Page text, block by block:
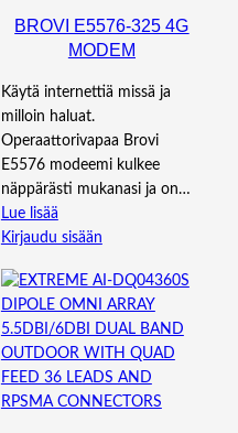
BROVI E5576-325 4G
MODEM
Käytä internettiä missä ja
milloin haluat.
Operaattorivapaa Brovi
E5576 modeemi kulkee
näppärästi mukanasi ja on…
Lue lisää
Kirjaudu sisään